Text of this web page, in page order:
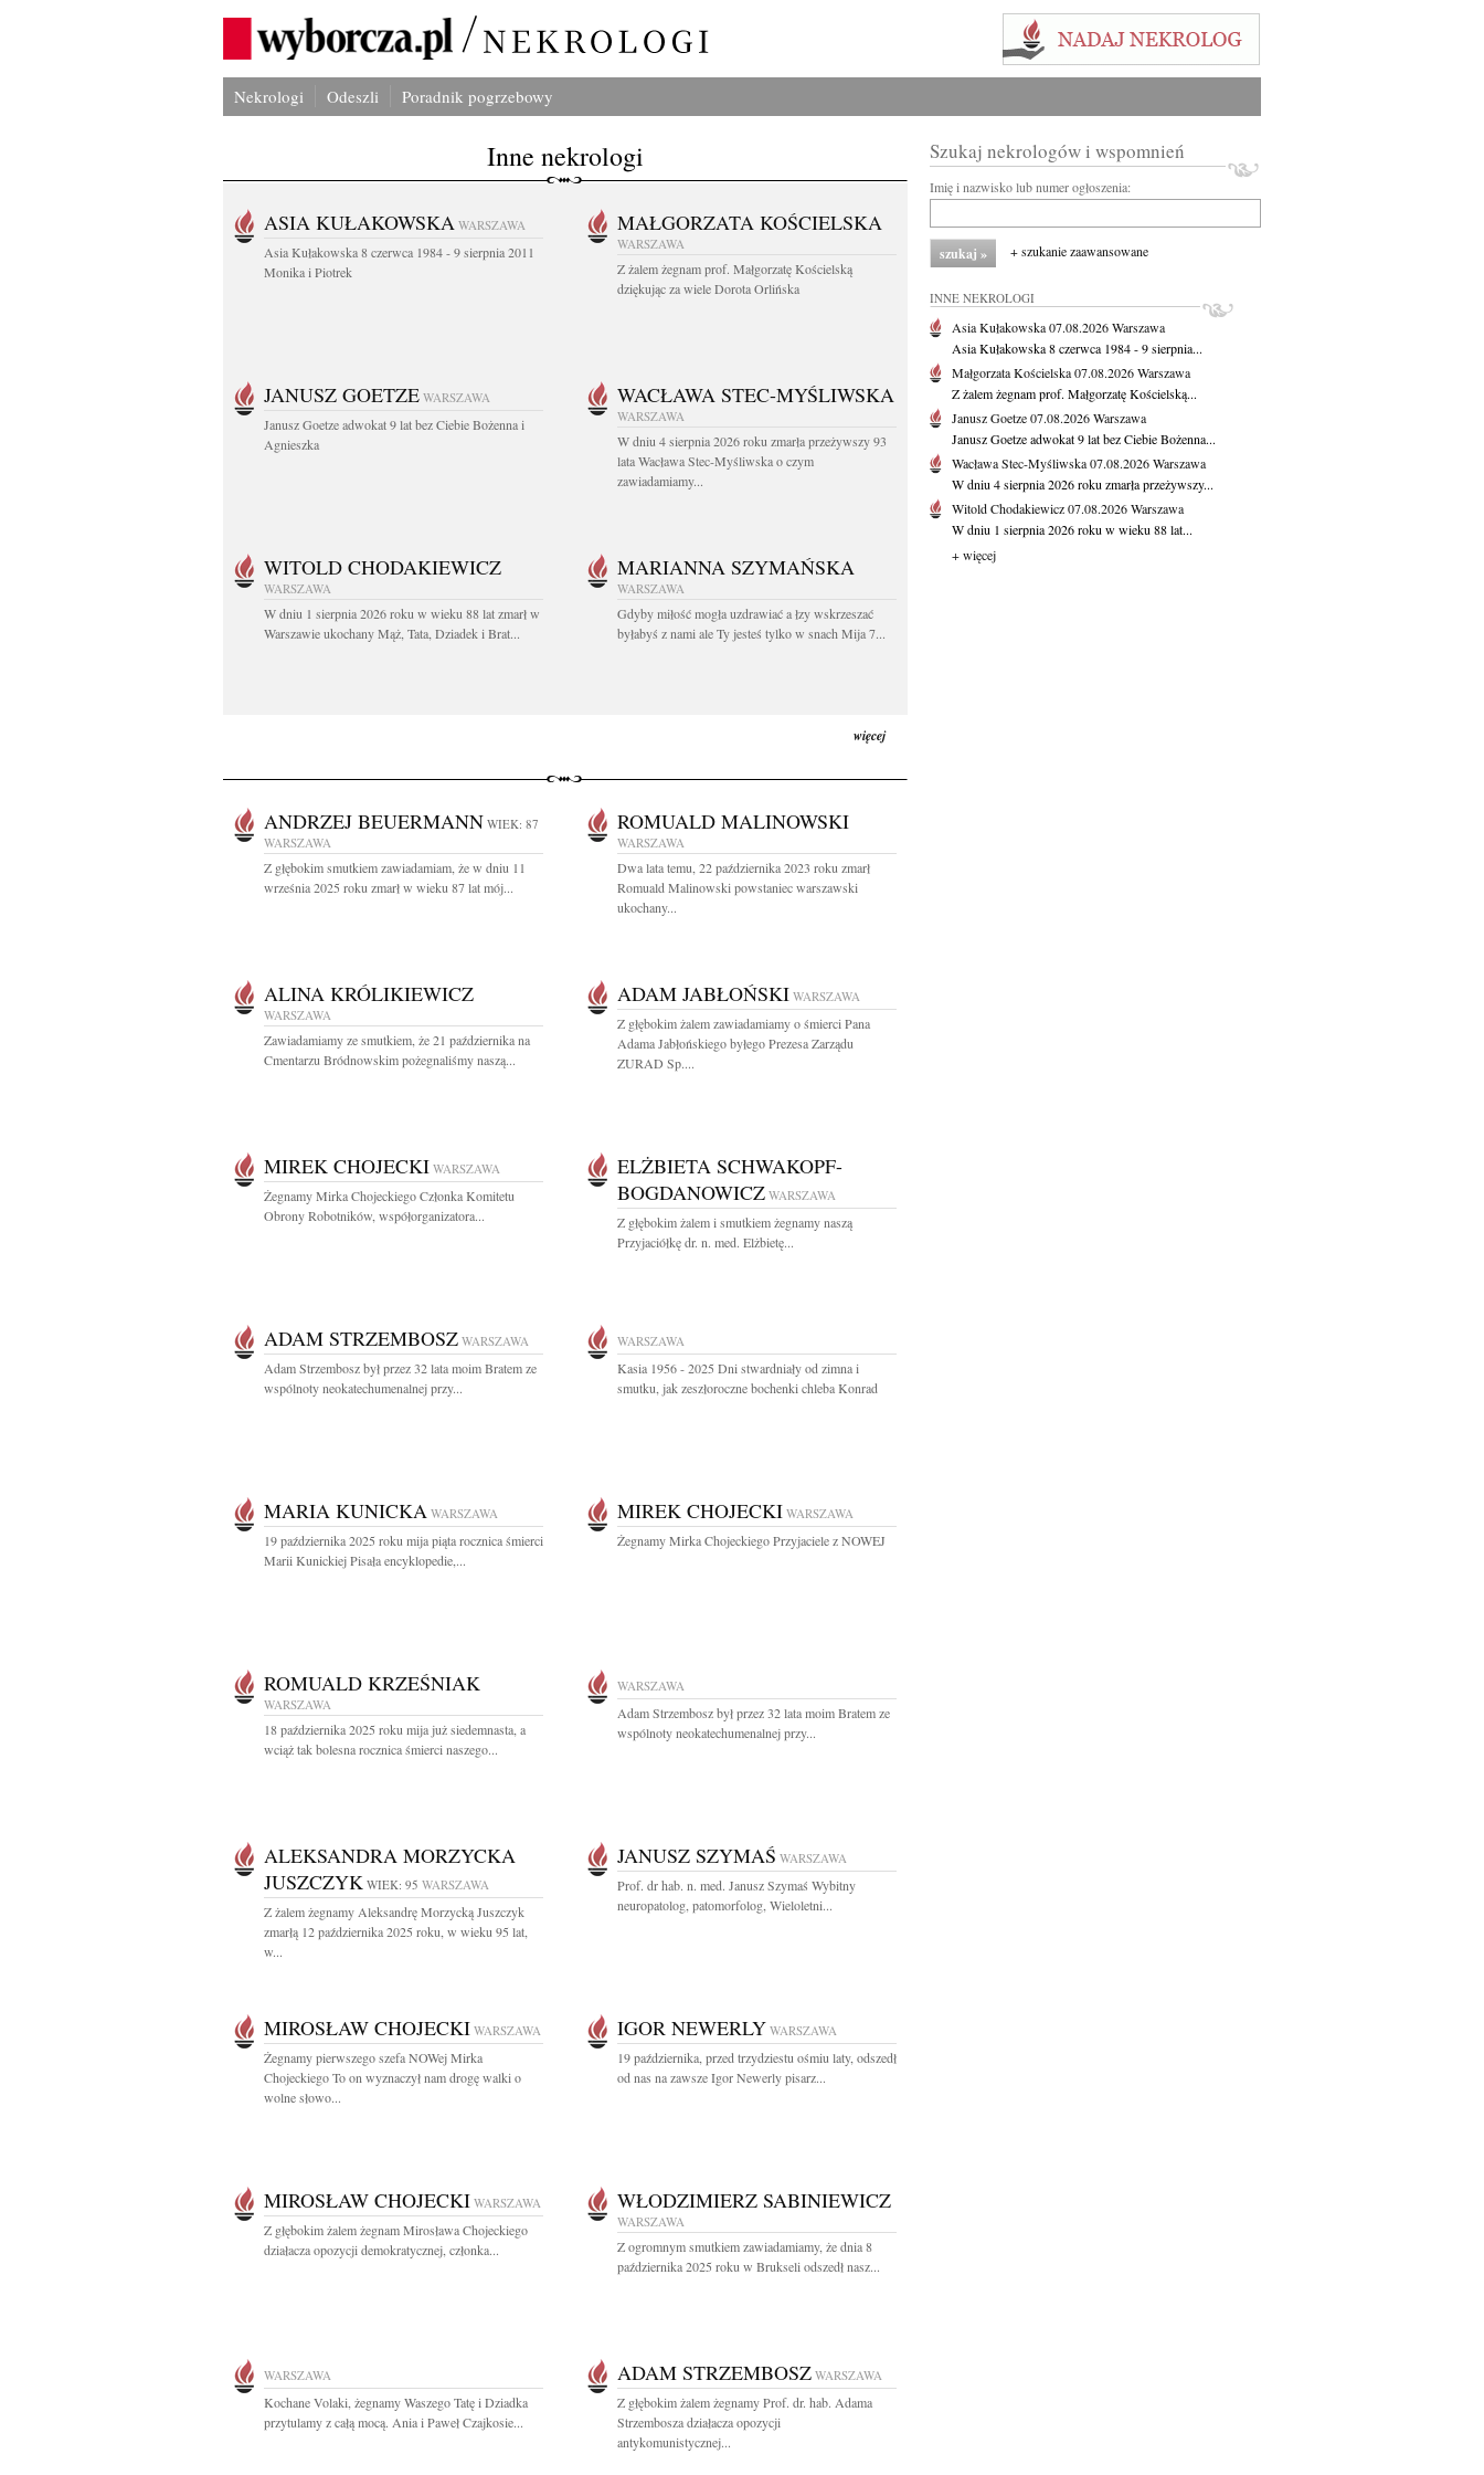
Nekrologi Odeszli Poradnik pogrzebowy
Inne nekrologi
ASIA KUŁAKOWSKA WARSZAWA
Asia Kułakowska 8 czerwca 1984 - 9 sierpnia 2011
Monika i Piotrek
MAŁGORZATA KOŚCIELSKA
WARSZAWA
Z żalem żegnam prof. Małgorzatę Kościelską
dziękując za wiele Dorota Orlińska
JANUSZ GOETZE WARSZAWA
Janusz Goetze adwokat 9 lat bez Ciebie Bożenna i
Agnieszka
WACŁAWA STEC-MYŚLIWSKA
WARSZAWA
W dniu 4 sierpnia 2026 roku zmarła przeżywszy 93
lata Wacława Stec-Myśliwska o czym
zawiadamiamy...
WITOLD CHODAKIEWICZ
WARSZAWA
W dniu 1 sierpnia 2026 roku w wieku 88 lat zmarł w
Warszawie ukochany Mąż, Tata, Dziadek i Brat...
MARIANNA SZYMAŃSKA
WARSZAWA
Gdyby miłość mogła uzdrawiać a łzy wskrzeszać
byłabyś z nami ale Ty jesteś tylko w snach Mija 7...
więcej
ANDRZEJ BEUERMANN WIEK: 87
WARSZAWA
Z głębokim smutkiem zawiadamiam, że w dniu 11
września 2025 roku zmarł w wieku 87 lat mój...
ROMUALD MALINOWSKI
WARSZAWA
Dwa lata temu, 22 października 2023 roku zmarł
Romuald Malinowski powstaniec warszawski
ukochany...
ALINA KRÓLIKIEWICZ
WARSZAWA
Zawiadamiamy ze smutkiem, że 21 października na
Cmentarzu Bródnowskim pożegnaliśmy naszą...
ADAM JABŁOŃSKI WARSZAWA
Z głębokim żalem zawiadamiamy o śmierci Pana
Adama Jabłońskiego byłego Prezesa Zarządu
ZURAD Sp....
MIREK CHOJECKI WARSZAWA
Żegnamy Mirka Chojeckiego Członka Komitetu
Obrony Robotników, współorganizatora...
ELŻBIETA SCHWAKOPF-
BOGDANOWICZ WARSZAWA
Z głębokim żalem i smutkiem żegnamy naszą
Przyjaciółkę dr. n. med. Elżbietę...
ADAM STRZEMBOSZ WARSZAWA
Adam Strzembosz był przez 32 lata moim Bratem ze
wspólnoty neokatechumenalnej przy...
WARSZAWA
Kasia 1956 - 2025 Dni stwardniały od zimna i
smutku, jak zeszłoroczne bochenki chleba Konrad
MARIA KUNICKA WARSZAWA
19 października 2025 roku mija piąta rocznica śmierci
Marii Kunickiej Pisała encyklopedie,...
MIREK CHOJECKI WARSZAWA
Żegnamy Mirka Chojeckiego Przyjaciele z NOWEJ
ROMUALD KRZEŚNIAK
WARSZAWA
18 października 2025 roku mija już siedemnasta, a
wciąż tak bolesna rocznica śmierci naszego...
WARSZAWA
Adam Strzembosz był przez 32 lata moim Bratem ze
wspólnoty neokatechumenalnej przy...
ALEKSANDRA MORZYCKA
JUSZCZYK WIEK: 95 WARSZAWA
Z żalem żegnamy Aleksandrę Morzycką Juszczyk
zmarłą 12 października 2025 roku, w wieku 95 lat,
w...
JANUSZ SZYMAŚ WARSZAWA
Prof. dr hab. n. med. Janusz Szymaś Wybitny
neuropatolog, patomorfolog, Wieloletni...
MIROSŁAW CHOJECKI WARSZAWA
Żegnamy pierwszego szefa NOWej Mirka
Chojeckiego To on wyznaczył nam drogę walki o
wolne słowo...
IGOR NEWERLY WARSZAWA
19 października, przed trzydziestu ośmiu laty, odszedł
od nas na zawsze Igor Newerly pisarz...
MIROSŁAW CHOJECKI WARSZAWA
Z głębokim żalem żegnam Mirosława Chojeckiego
działacza opozycji demokratycznej, członka...
WŁODZIMIERZ SABINIEWICZ
WARSZAWA
Z ogromnym smutkiem zawiadamiamy, że dnia 8
października 2025 roku w Brukseli odszedł nasz...
WARSZAWA
Kochane Volaki, żegnamy Waszego Tatę i Dziadka
przytulamy z całą mocą. Ania i Paweł Czajkosie...
ADAM STRZEMBOSZ WARSZAWA
Z głębokim żalem żegnamy Prof. dr. hab. Adama
Strzembosza działacza opozycji
antykomunistycznej...
Szukaj nekrologów i wspomnień
Imię i nazwisko lub numer ogłoszenia:
+ szukanie zaawansowane
INNE NEKROLOGI
Asia Kułakowska07.08.2026Warszawa
Asia Kułakowska 8 czerwca 1984 - 9 sierpnia...
Małgorzata Kościelska07.08.2026Warszawa
Z żalem żegnam prof. Małgorzatę Kościelską...
Janusz Goetze07.08.2026Warszawa
Janusz Goetze adwokat 9 lat bez Ciebie Bożenna...
Wacława Stec-Myśliwska07.08.2026Warszawa
W dniu 4 sierpnia 2026 roku zmarła przeżywszy...
Witold Chodakiewicz07.08.2026Warszawa
W dniu 1 sierpnia 2026 roku w wieku 88 lat...
+ więcej